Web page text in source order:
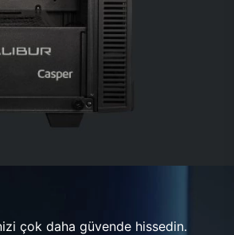
çok daha güvende hissedin.